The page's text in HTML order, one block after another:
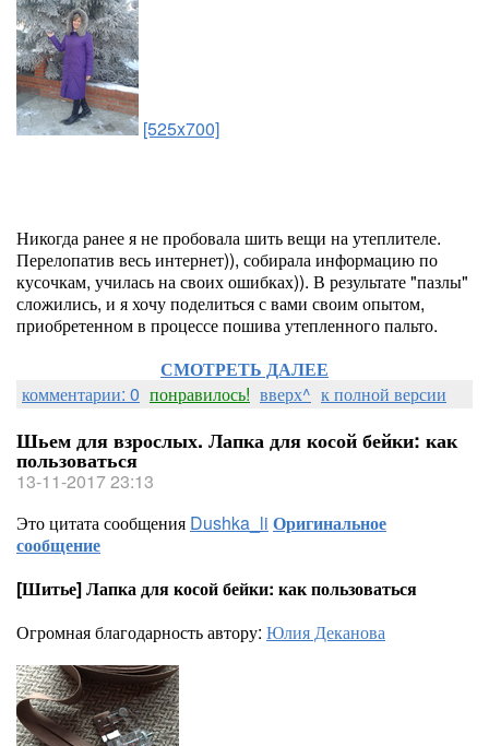
[525x700]
Никогда ранее я не пробовала шить вещи на утеплителе.
Перелопатив весь интернет)), собирала информацию по
кусочкам, училась на своих ошибках)). В результате "пазлы"
сложились, и я хочу поделиться с вами своим опытом,
приобретенном в процессе пошива утепленного пальто.
СМОТРЕТЬ ДАЛЕЕ
комментарии: 0 понравилось! вверх^ к полной версии
Шьем для взрослых. Лапка для косой бейки: как
пользоваться
13-11-2017 23:13
Это цитата сообщения Dushka_li Оригинальное
сообщение
[Шитье] Лапка для косой бейки: как пользоваться
Огромная благодарность автору: Юлия Деканова